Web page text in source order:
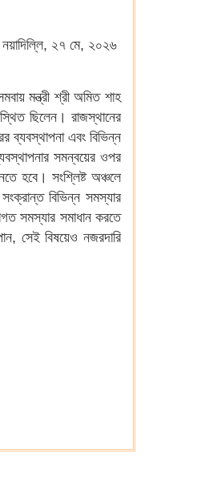
নয়াদিল্লি, ২৭ মে, ২০২৬
মন্ত্রী শ্রী অমিত শাহ
ছিলেন। রাজস্থানের
ব্যবস্থাপনা এবং বিভিন্ন
সমন্বয়ের ওপর
হবে। সংশ্লিষ্ট অঞ্চলে
বিভিন্ন সমস্যার
সমস্যার সমাধান করতে
সেই বিষয়েও নজরদারি